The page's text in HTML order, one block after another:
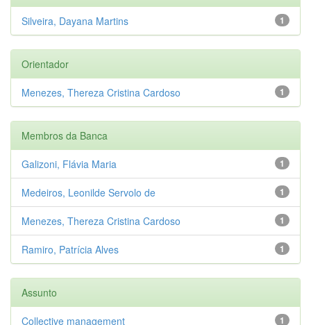
1
Silveira, Dayana Martins
Orientador
1
Menezes, Thereza Cristina Cardoso
Membros da Banca
1
Galizoni, Flávia Maria
1
Medeiros, Leonilde Servolo de
1
Menezes, Thereza Cristina Cardoso
1
Ramiro, Patrícia Alves
Assunto
1
Collective management